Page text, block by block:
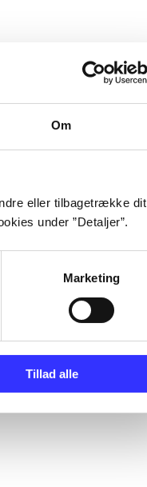
Om
eller tilbagetrække dit
under ”Detaljer”.
Marketing
Tillad alle